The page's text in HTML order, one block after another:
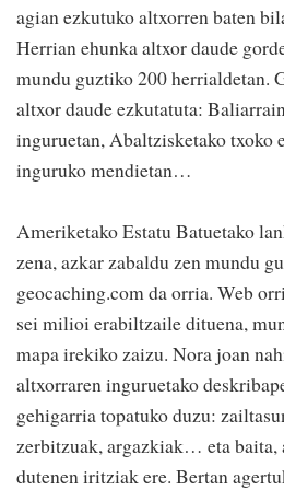
agian ezkutuko altxorren baten
Herrian ehunka altxor daude
mundu guztiko 200 herrialdetan.
altxor daude ezkutatuta:
inguruetan, Abaltzisketako txoko
inguruko mendietan…
Ameriketako Estatu Batuetako
zena, azkar zabaldu zen mundu
geocaching.com da orria. Web
sei milioi erabiltzaile dituena,
mapa irekiko zaizu. Nora joan
altxorraren inguruetako
gehigarria topatuko duzu:
zerbitzuak, argazkiak… eta
dutenen iritziak ere. Bertan